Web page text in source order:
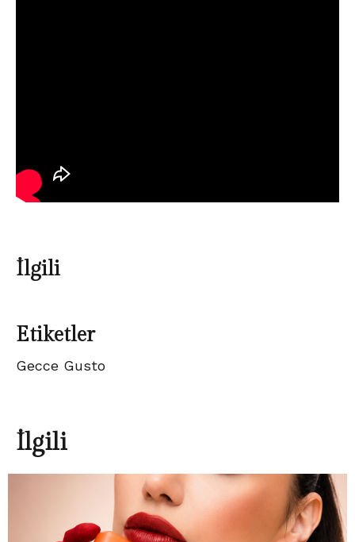
İlgili
Etiketler
Gecce Gusto
İlgili